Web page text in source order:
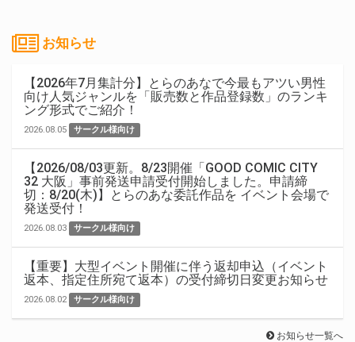
お知らせ
【2026年7月集計分】とらのあなで今最もアツい男性
向け人気ジャンルを「販売数と作品登録数」のランキ
ング形式でご紹介！
2026.08.05 サークル様向け
【2026/08/03更新。8/23開催「GOOD COMIC CITY
32 大阪」事前発送申請受付開始しました。申請締
切：8/20(木)】とらのあな委託作品を イベント会場で
発送受付！
2026.08.03 サークル様向け
【重要】大型イベント開催に伴う返却申込（イベント
返本、指定住所宛て返本）の受付締切日変更お知らせ
2026.08.02 サークル様向け
お知らせ一覧へ